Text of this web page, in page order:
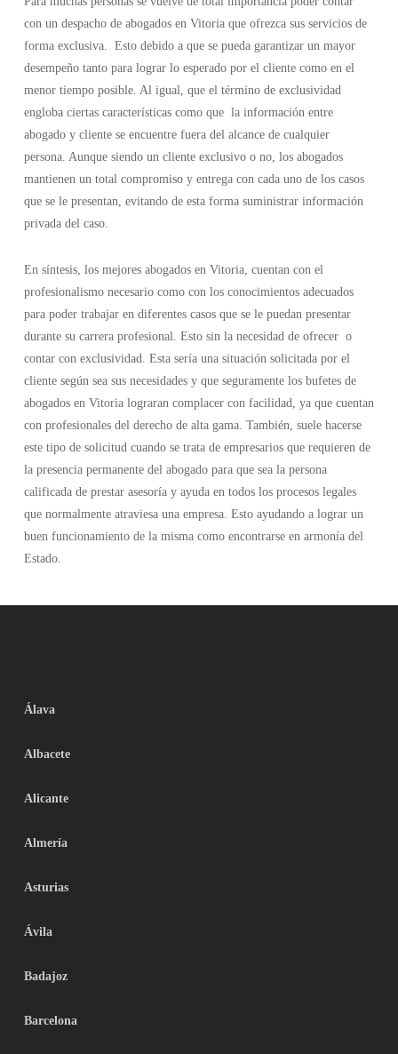
con un despacho de abogados en Vitoria que ofrezca sus servicios de
forma exclusiva. Esto debido a que se pueda garantizar un mayor
desempeño tanto para lograr lo esperado por el cliente como en el
menor tiempo posible. Al igual, que el término de exclusividad
engloba ciertas características como que la información entre
abogado y cliente se encuentre fuera del alcance de cualquier
persona. Aunque siendo un cliente exclusivo o no, los abogados
mantienen un total compromiso y entrega con cada uno de los casos
que se le presentan, evitando de esta forma suministrar información
privada del caso.
En síntesis, los mejores abogados en Vitoria, cuentan con el
profesionalismo necesario como con los conocimientos adecuados
para poder trabajar en diferentes casos que se le puedan presentar
durante su carrera profesional. Esto sin la necesidad de ofrecer o
contar con exclusividad. Esta sería una situación solicitada por el
cliente según sea sus necesidades y que seguramente los bufetes de
abogados en Vitoria lograran complacer con facilidad, ya que cuentan
con profesionales del derecho de alta gama. También, suele hacerse
este tipo de solicitud cuando se trata de empresarios que requieren de
la presencia permanente del abogado para que sea la persona
calificada de prestar asesoría y ayuda en todos los procesos legales
que normalmente atraviesa una empresa. Esto ayudando a lograr un
buen funcionamiento de la misma como encontrarse en armonía del
Estado.
Álava
Albacete
Alicante
Almería
Asturias
Ávila
Badajoz
Barcelona